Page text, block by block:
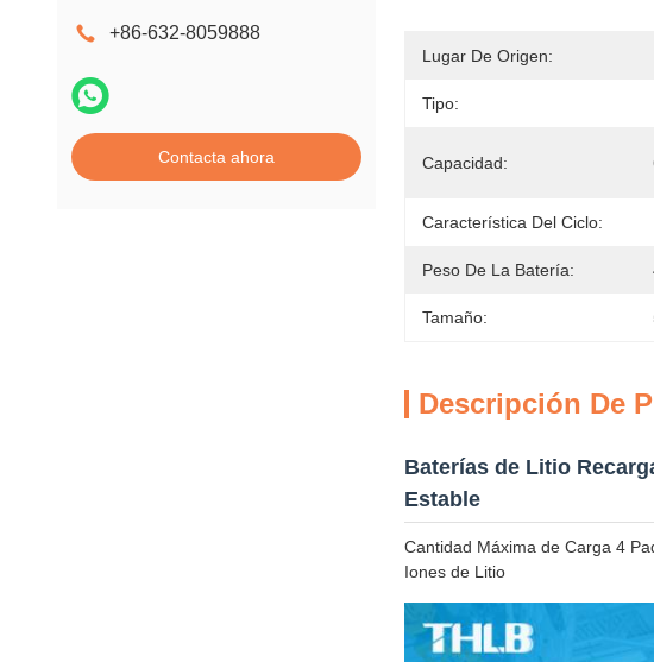
+86-632-8059888
Contacta ahora
Lugar De Origen:
Tipo:
Capacidad:
Característica Del Ciclo:
Peso De La Batería:
Tamaño:
Descripción De
Baterías de Litio
Estable
Cantidad Máxima de Carga 4
Iones de Litio